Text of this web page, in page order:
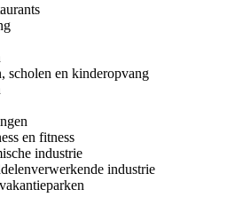
scholen en kinderopvang
en fitness
industrie
industrie